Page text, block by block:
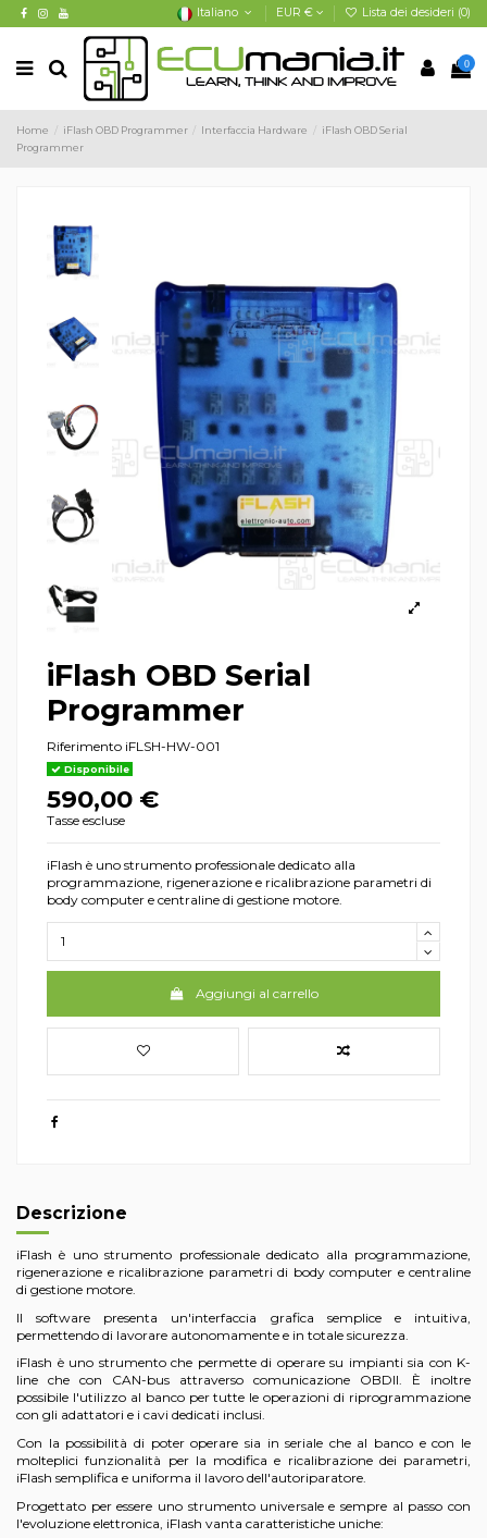
Italiano EUR € Lista dei desideri (0)
0
Home iFlash OBD Programmer Interfaccia Hardware
iFlash OBD Serial
Programmer
iFlash OBD Serial
Programmer
Riferimento iFLSH-HW-001
Disponibile
590,00 €
Tasse escluse
iFlash è uno strumento professionale dedicato alla
programmazione, rigenerazione e ricalibrazione parametri di
body computer e centraline di gestione motore.
Aggiungi al carrello
Descrizione
iFlash è uno strumento professionale dedicato alla programmazione,
rigenerazione e ricalibrazione parametri di body computer e centraline
di gestione motore.
Il software presenta un'interfaccia grafica semplice e intuitiva,
permettendo di lavorare autonomamente e in totale sicurezza.
iFlash è uno strumento che permette di operare su impianti sia con K-
line che con CAN-bus attraverso comunicazione OBDII. È inoltre
possibile l'utilizzo al banco per tutte le operazioni di riprogrammazione
con gli adattatori e i cavi dedicati inclusi.
Con la possibilità di poter operare sia in seriale che al banco e con le
molteplici funzionalità per la modifica e ricalibrazione dei parametri,
iFlash semplifica e uniforma il lavoro dell'autoriparatore.
Progettato per essere uno strumento universale e sempre al passo con
l'evoluzione elettronica, iFlash vanta caratteristiche uniche: